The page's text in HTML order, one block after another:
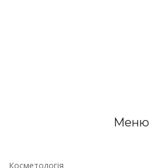
Меню
Косметологія